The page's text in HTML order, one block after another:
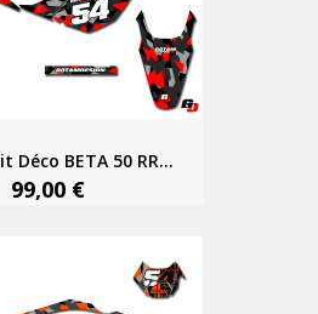
Déco BETA 50 RR...
99,00 €